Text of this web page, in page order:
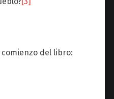
del libro: